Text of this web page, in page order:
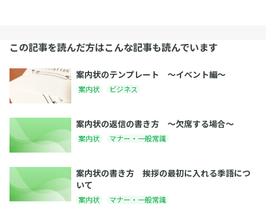
この記事を読んだ方はこんな記事も読んでいます
案内状のテンプレート 〜イベント編〜
案内状 ビジネス
案内状の返信の書き方 〜欠席する場合〜
案内状 マナー・一般常識
案内状の書き方 挨拶の最初に入れる季語につ
いて
案内状 マナー・一般常識